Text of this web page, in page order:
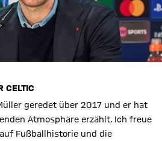
CELTIC
geredet über 2017 und er hat
Atmosphäre erzählt. Ich freue
Fußballhistorie und die